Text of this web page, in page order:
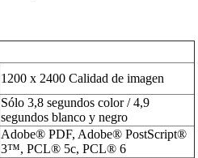
1200 x 2400 Calidad de imagen
Sólo 3,8 segundos color / 4,9
segundos blanco y negro
Adobe® PDF, Adobe® PostScript®
3™, PCL® 5c, PCL® 6